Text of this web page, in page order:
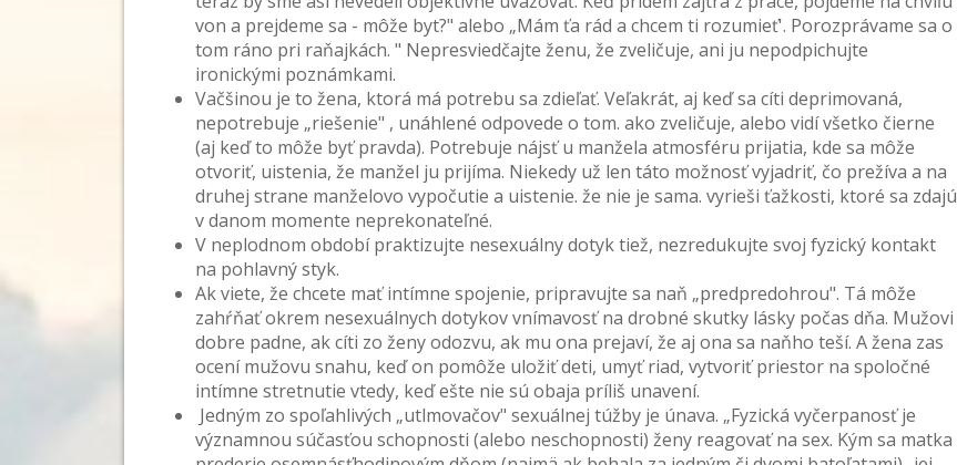
von a prejdeme sa - môže byt?" alebo „Mám ťa rád a chcem ti rozumieť'. Porozprávame sa o
tom ráno pri raňajkách. " Nepresviedčajte ženu, že zveličuje, ani ju nepodpichujte
ironickými poznámkami.
Vačšinou je to žena, ktorá má potrebu sa zdieľať. Veľakrát, aj keď sa cíti deprimovaná,
nepotrebuje „riešenie" , unáhlené odpovede o tom. ako zveličuje, alebo vidí všetko čierne
(aj keď to môže byť pravda). Potrebuje nájsť u manžela atmosféru prijatia, kde sa môže
otvoriť, uistenia, že manžel ju prijíma. Niekedy už len táto možnosť vyjadriť, čo prežíva a na
druhej strane manželovo vypočutie a uistenie. že nie je sama. vyrieši ťažkosti, ktoré sa zdajú
v danom momente neprekonateľné.
V neplodnom období praktizujte nesexuálny dotyk tiež, nezredukujte svoj fyzický kontakt
na pohlavný styk.
Ak viete, že chcete mať intímne spojenie, pripravujte sa naň „pred­predohrou". Tá môže
zahŕňať okrem nesexuálnych dotykov vnímavosť na drobné skutky lásky počas dňa. Mužovi
dobre padne, ak cíti zo ženy odozvu, ak mu ona prejaví, že aj ona sa naňho teší. A žena zas
ocení mužovu snahu, keď on pomôže uložiť deti, umyť riad, vytvoriť priestor na spoločné
intímne stretnutie vtedy, keď ešte nie sú obaja príliš unavení.
Jedným zo spoľahlivých „utlmovačov" sexuálnej túžby je únava. „Fyzická vyčerpanosť je
významnou súčasťou schopnosti (alebo neschopnosti) ženy reagovať na sex. Kým sa matka